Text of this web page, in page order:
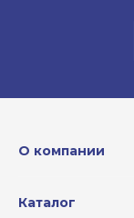
О компании
Каталог